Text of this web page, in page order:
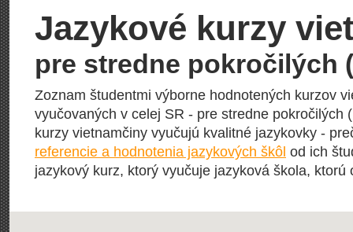
Jazykové kurzy
pre stredne pokročilých
Zoznam študentmi výborne hodnotených kurzov
vyučovaných v celej SR - pre stredne pokročilých
kurzy vietnamčiny vyučujú kvalitné jazykovky -
referencie a hodnotenia jazykových škôl od ich
jazykový kurz, ktorý vyučuje jazyková škola, ktorú